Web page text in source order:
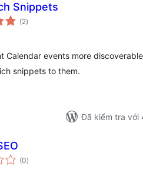
Snippets
(2tổng
đánh
)
Calendar events more
snippets to them.
Đã kiểm tra với
(0tổng
đánh
)